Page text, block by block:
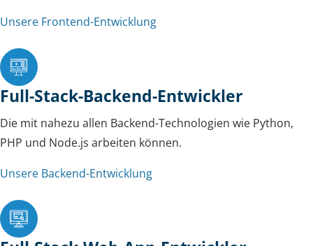
Unsere Frontend-Entwicklung
Full-Stack-Backend-Entwickler
Die mit nahezu allen Backend-Technologien wie Python,
PHP und Node.js arbeiten können.
Unsere Backend-Entwicklung